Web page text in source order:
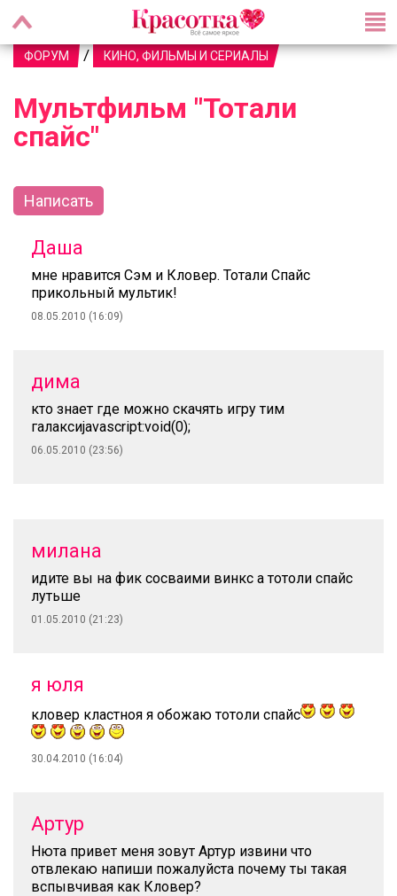
ФОРУМ / КИНО, ФИЛЬМЫ И СЕРИАЛЫ
Мультфильм "Тотали
спайс"
Написать
Даша
мне нравится Сэм и Кловер. Тотали Спайс
прикольный мультик!
08.05.2010 (16:09)
дима
кто знает где можно скачять игру тим
галаксиjavascript:void(0);
06.05.2010 (23:56)
милана
идите вы на фик сосваими винкс а тотоли спайс
лутьше
01.05.2010 (21:23)
я юля
кловер кластноя я обожаю тотоли спайс
30.04.2010 (16:04)
Артур
Нюта привет меня зовут Артур извини что
отвлекаю напиши пожалуйста почему ты такая
вспывчивая как Кловер?